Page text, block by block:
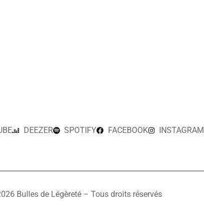
DEEZER SPOTIFY FACEBOOK INSTAGRAM
Bulles de Légèreté – Tous droits réservés